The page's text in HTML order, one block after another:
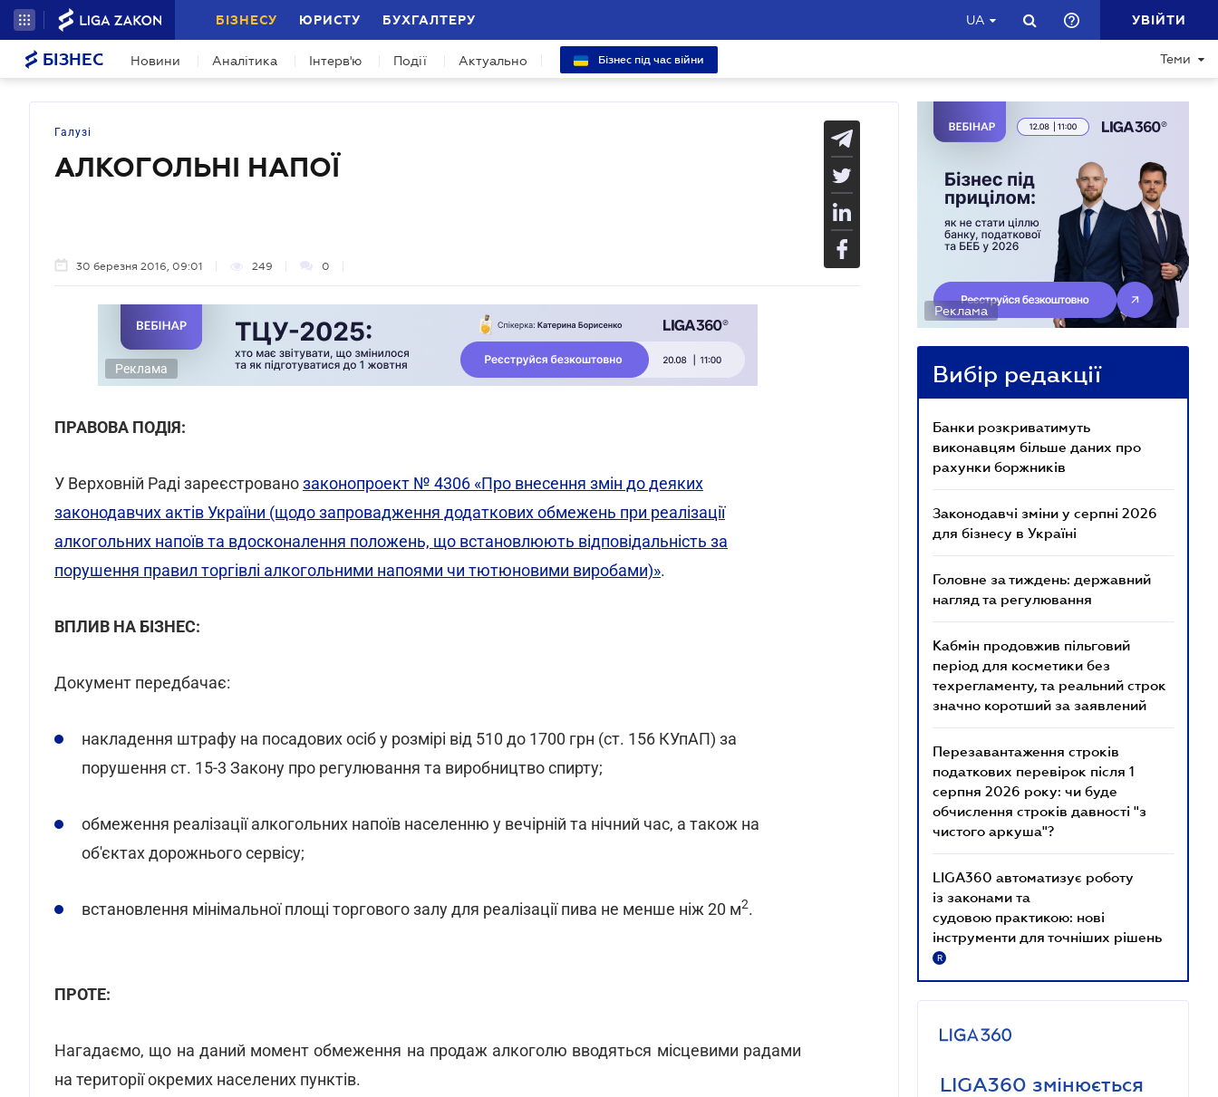
БІЗНЕСУ ЮРИСТУ БУХГАЛТЕРУ UA УВІЙТИ
БІЗНЕС Новини Аналітика Інтерв'ю Події Актуально Бізнес під час війни Теми
Галузі
АЛКОГОЛЬНІ НАПОЇ
30 березня 2016, 09:01 249 0
Реклама
ПРАВОВА ПОДІЯ:
У Верховній Раді зареєстрованозаконопроект № 4306 «Про внесення змін до деяких
законодавчих актів України (щодо запровадження додаткових обмежень при реалізації
алкогольних напоїв та вдосконалення положень, що встановлюють відповідальність за
порушення правил торгівлі алкогольними напоями чи тютюновими виробами)».
ВПЛИВ НА БІЗНЕС:
Документ передбачає:
накладення штрафу на посадових осіб у розмірі від 510 до 1700 грн (ст. 156 КУпАП) за
порушення ст. 15-3 Закону про регулювання та виробництво спирту;
обмеження реалізації алкогольних напоїв населенню у вечірній та нічний час, а також на
об'єктах дорожнього сервісу;
встановлення мінімальної площі торгового залу для реалізації пива не менше ніж 20 м2.
ПРОТЕ:
Нагадаємо, що на даний момент обмеження на продаж алкоголю вводяться місцевими радами
на території окремих населених пунктів.
Реклама
Вибір редакції
Банки розкриватимуть
виконавцям більше даних про
рахунки боржників
Законодавчі зміни у серпні 2026
для бізнесу в Україні
Головне за тиждень: державний
нагляд та регулювання
Кабмін продовжив пільговий
період для косметики без
техрегламенту, та реальний строк
значно коротший за заявлений
Перезавантаження строків
податкових перевірок після 1
серпня 2026 року: чи буде
обчислення строків давності "з
чистого аркуша"?
LIGA360 автоматизує роботу
із законами та
судовою практикою: нові
інструменти для точніших рішень
R
LIGA360 змінюється